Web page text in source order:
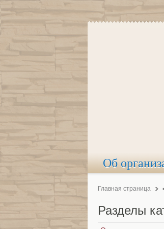
Об
Главная страница
Разделы